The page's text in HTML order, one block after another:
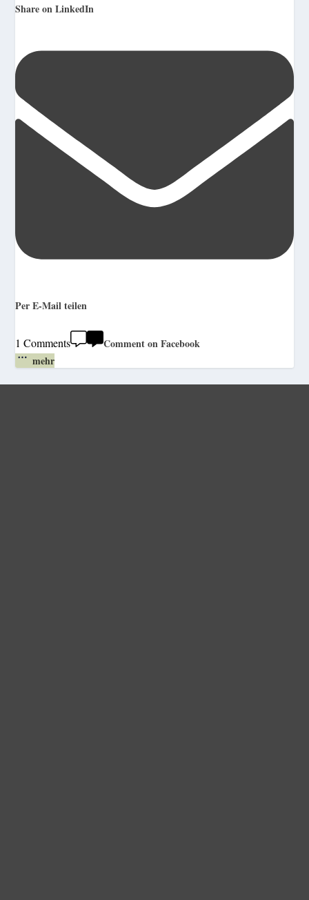
Share on LinkedIn
Per E-Mail teilen
1 Comments
Comment on Facebook
mehr